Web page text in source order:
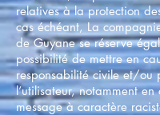
relatives à la protection
cas échéant, La
de Guyane se réserve
possibilité de mettre en
responsabilité civile et/ou
l’utilisateur, notamment en
message à caractère